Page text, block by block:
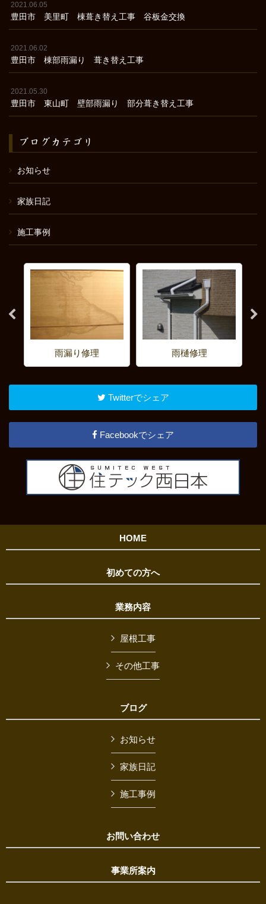
2021.06.05
豊田市 美里町 棟葺き替え工事 谷板金交換
2021.06.02
豊田市 棟部雨漏り 葺き替え工事
2021.05.30
豊田市 東山町 壁部雨漏り 部分葺き替え工事
ブログカテゴリ
お知らせ
家族日記
施工事例
雨漏り修理 雨樋修理
Twitterでシェア
Facebookでシェア
HOME
初めての方へ
業務内容
屋根工事
その他工事
ブログ
お知らせ
家族日記
施工事例
お問い合わせ
事業所案内